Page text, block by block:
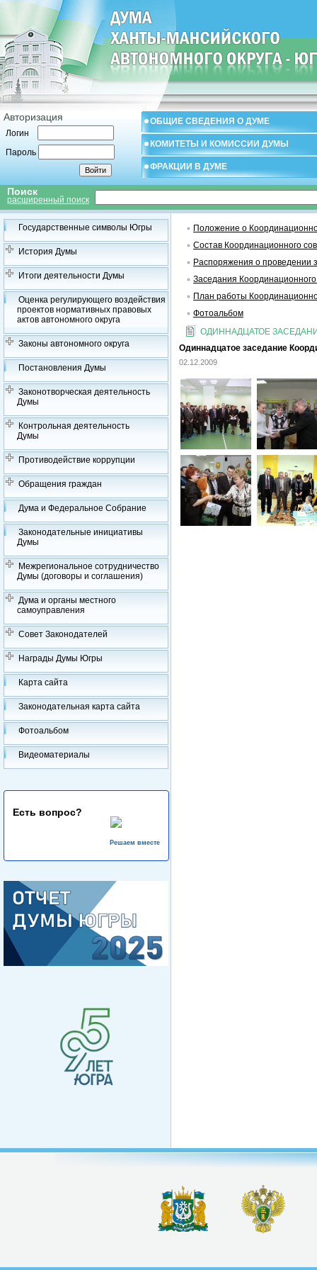
Авторизация
Логин
Пароль
ОБЩИЕ СВЕДЕНИЯ О ДУМЕ
КОМИТЕТЫ И КОМИССИИ ДУМЫ
ФРАКЦИИ В ДУМЕ
Поиск
расширенный поиск
Государственные символы Югры
История Думы
Итоги деятельности Думы
Оценка регулирующего воздействия
проектов нормативных правовых
актов автономного округа
Законы автономного округа
Постановления Думы
Законотворческая деятельность
Думы
Контрольная деятельность
Думы
Противодействие коррупции
Обращения граждан
Дума и Федеральное Собрание
Законодательные инициативы
Думы
Межрегиональное сотрудничество
Думы (договоры и соглашения)
Дума и органы местного
самоуправления
Совет Законодателей
Награды Думы Югры
Карта сайта
Законодательная карта сайта
Фотоальбом
Видеоматериалы
Есть вопрос?
Решаем вместе
Положение о
Состав Координационного
Распоряжения о проведении
Заседания
План работы
Фотоальбом
ОДИННАДЦАТОЕ
Одиннадцатое заседание
02.12.2009